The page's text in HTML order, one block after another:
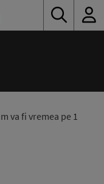
va fi vremea pe 1